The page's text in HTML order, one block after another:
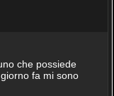
che possiede
fa mi sono